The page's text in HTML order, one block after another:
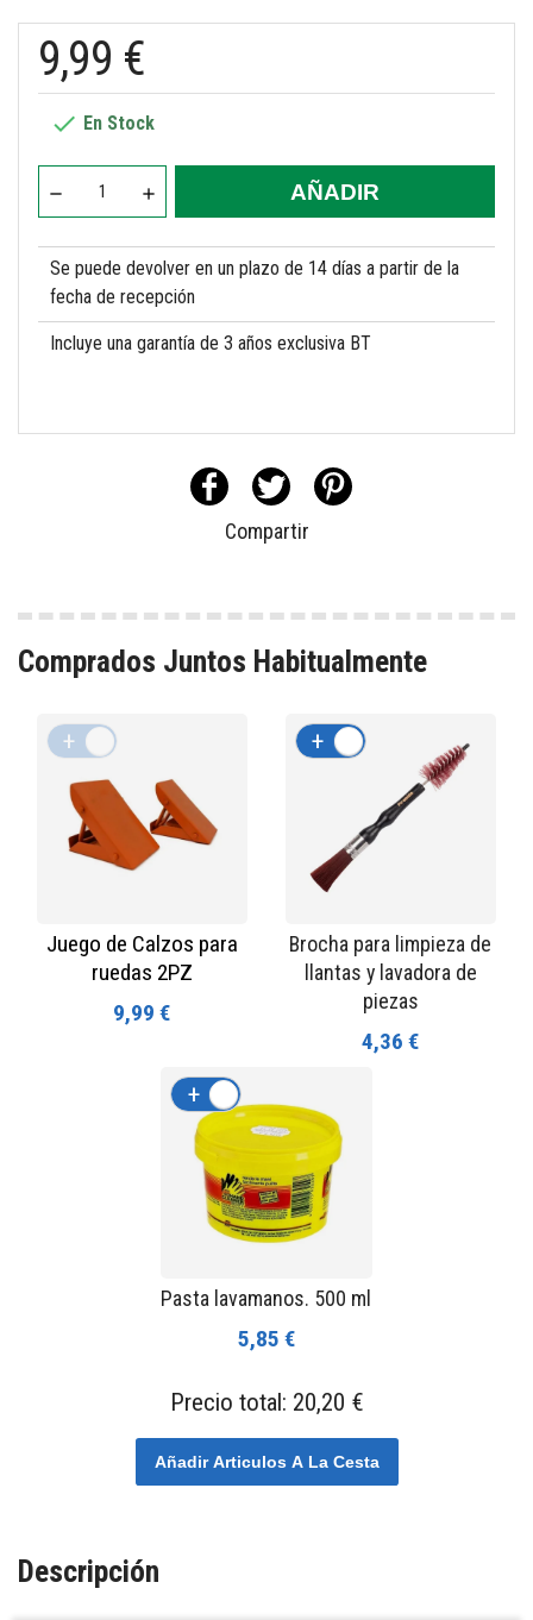
9,99 €
 En Stock
AÑADIR
Se puede devolver en un plazo de 14 días a partir de la
fecha de recepción
Incluye una garantía de 3 años exclusiva BT
Compartir
Comprados Juntos Habitualmente
Juego de Calzos para
ruedas 2PZ
9,99 €
+
Brocha para limpieza de
llantas y lavadora de
piezas
4,36 €
+
Pasta lavamanos. 500 ml
5,85 €
+
Precio total: 20,20 €
Añadir Articulos A La Cesta
Descripción